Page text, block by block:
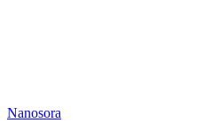
Nanosora